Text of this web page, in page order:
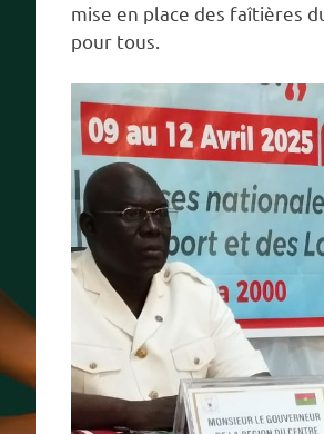
mise en place des faîtières
pour tous.